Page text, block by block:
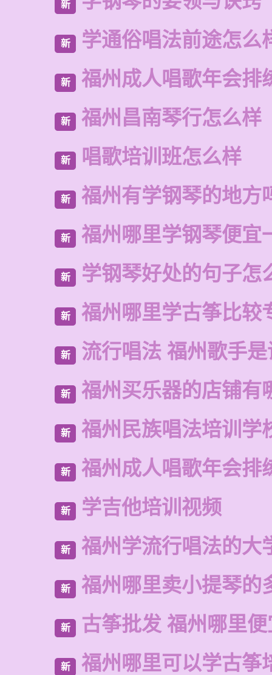
新
新 学通俗唱法前途怎么
新 福州成人唱歌年会排
新 福州昌南琴行怎么样
新 唱歌培训班怎么样
新 福州有学钢琴的地方
新 福州哪里学钢琴便宜
新 学钢琴好处的句子怎
新 福州哪里学古筝比较
新 流行唱法 福州歌手
新 福州买乐器的店铺有
新 福州民族唱法培训学
新 福州成人唱歌年会排
新 学吉他培训视频
新 福州学流行唱法的大
新 福州哪里卖小提琴的
新 古筝批发 福州哪里
新 福州哪里可以学古筝